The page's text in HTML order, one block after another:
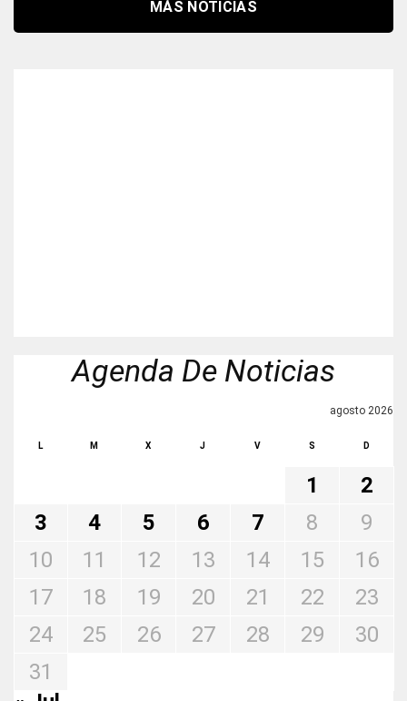
MÁS NOTICIAS
Agenda De Noticias
agosto 2026
L M X J V S D
1
2
3
4 5 6 7 8
9
10
11 12 13 14 15
16
17
18 19 20 21 22
23
24
25 26 27 28 29
30
31